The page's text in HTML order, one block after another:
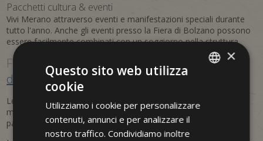
Pacchetti cultura & eventi
Vivi Merano attraverso eventi e manifestazioni speciali durante
tutto l'anno. Anche gli eventi presso la Fiera di Bolzano possono
essere facilmente combinati con un soggiorno nella struttura.
Flessibili, personalizzati e
prenotabili
direttamente
Le offerte sono flessibili e aggiornate regolarmente. In questo
modo puoi approfittare di vantaggi stagionali, servizi inclusi e
pacchetti su misura per la tua vacanza a Merano.
GERMAN
×
Questo sito web utilizza
cookie
Utilizziamo i cookie per personalizzare
contenuti, annunci e per analizzare il
nostro traffico. Condividiamo inoltre